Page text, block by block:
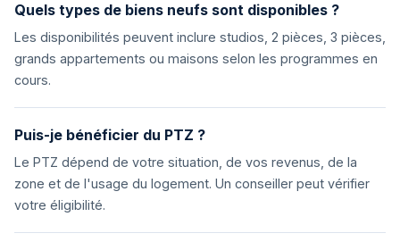
Quels types de biens neufs sont disponibles ?
Les disponibilités peuvent inclure studios, 2 pièces, 3 pièces,
grands appartements ou maisons selon les programmes en
cours.
Puis-je bénéficier du PTZ ?
Le PTZ dépend de votre situation, de vos revenus, de la
zone et de l'usage du logement. Un conseiller peut vérifier
votre éligibilité.